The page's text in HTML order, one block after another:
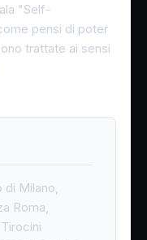
"Self-
pensi di poter
trattate ai sensi
Milano,
Roma,